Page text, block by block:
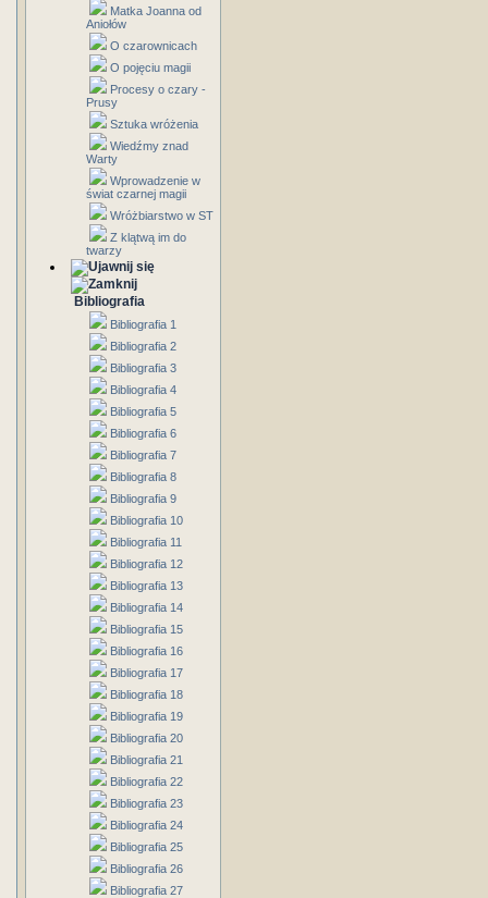
Matka Joanna od
Aniołów
O czarownicach
O pojęciu magii
Procesy o czary -
Prusy
Sztuka wróżenia
Wiedźmy znad
Warty
Wprowadzenie w
świat czarnej magii
Wróżbiarstwo w ST
Z klątwą im do
twarzy
Bibliografia
Bibliografia 1
Bibliografia 2
Bibliografia 3
Bibliografia 4
Bibliografia 5
Bibliografia 6
Bibliografia 7
Bibliografia 8
Bibliografia 9
Bibliografia 10
Bibliografia 11
Bibliografia 12
Bibliografia 13
Bibliografia 14
Bibliografia 15
Bibliografia 16
Bibliografia 17
Bibliografia 18
Bibliografia 19
Bibliografia 20
Bibliografia 21
Bibliografia 22
Bibliografia 23
Bibliografia 24
Bibliografia 25
Bibliografia 26
Bibliografia 27